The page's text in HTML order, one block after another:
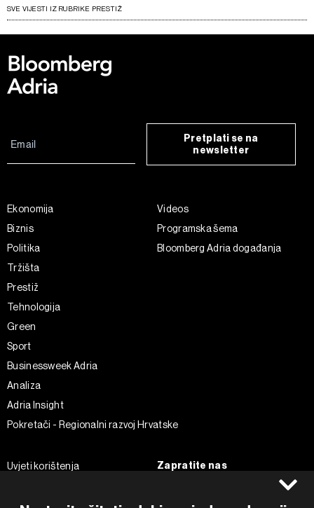
SVE VIJESTI IZ RUBRIKE PRESTIŽ
Pretplati se na
newsletter
Ekonomija
Biznis
Politika
Tržišta
Prestiž
Tehnologija
Green
Sport
Businessweek Adria
Analiza
Adria Insight
Pokretači - Regionalni razvoj Hrvatske
Videos
Programska šema
Bloomberg Adria događanja
Uvjeti korištenja
Politika kolačića
Zapratite nas
Instagram